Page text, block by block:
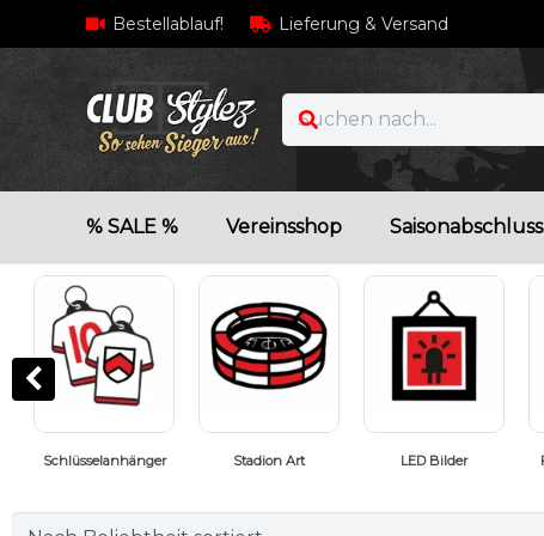
Bestellablauf! Lieferung & Versand
% SALE % Vereinsshop Saisonabschluss
LED Bilder Fußballgeschenke Geschenkideen